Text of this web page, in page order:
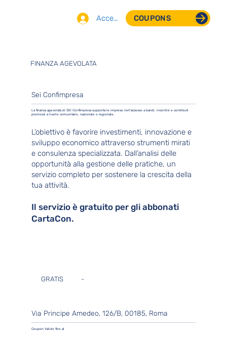
Accedi COUPONS
FINANZA AGEVOLATA
Sei Confimpresa
La finanza agevolata di SEI Confimpresa supporta le imprese nell’accesso a bandi, incentivi e contributi
promossi a livello comunitario, nazionale o regionale.
L’obiettivo è favorire investimenti, innovazione e
sviluppo economico attraverso strumenti mirati
e consulenza specializzata. Dall’analisi delle
opportunità alla gestione delle pratiche, un
servizio completo per sostenere la crescita della
tua attività.
Il servizio è gratuito per gli abbonati
CartaCon.
GRATIS -
Via Principe Amedeo, 126/B, 00185, Roma
Coupon Valido fino al